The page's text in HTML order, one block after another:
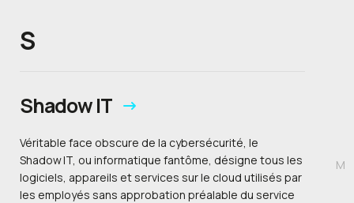
S
Shadow IT
Véritable face obscure de la cybersécurité, le
Shadow IT, ou informatique fantôme, désigne tous les
logiciels, appareils et services sur le cloud utilisés par
les employés sans approbation préalable du service
M